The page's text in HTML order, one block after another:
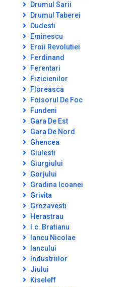
Drumul Sarii
Drumul Taberei
Dudesti
Eminescu
Eroii Revolutiei
Ferdinand
Ferentari
Fizicienilor
Floreasca
Foisorul De Foc
Fundeni
Gara De Est
Gara De Nord
Ghencea
Giulesti
Giurgiului
Gorjului
Gradina Icoanei
Grivita
Grozavesti
Herastrau
I.c. Bratianu
Iancu Nicolae
Iancului
Industriilor
Jiului
Kiseleff